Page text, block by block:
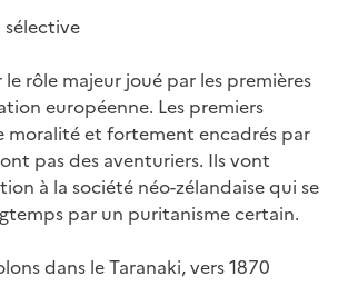
rôle majeur joué par les premières
européenne. Les premiers
moralité et fortement encadrés par
pas des aventuriers. Ils vont
à la société néo-zélandaise qui se
par un puritanisme certain.
dans le Taranaki, vers 1870